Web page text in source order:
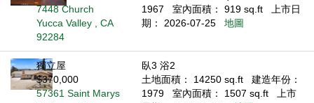
7448 Church
Yucca Valley , CA
92284
1967
室內面積： 919 sq.ft
上市日
期： 2026-07-25
地圖
獨立屋
$370,000
57361 Saint Marys
臥3 浴2
土地面積： 14250 sq.ft
建造年份：
1979
室內面積： 1507 sq.ft
上市